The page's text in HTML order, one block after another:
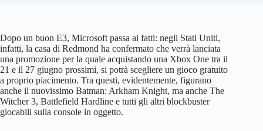
Dopo un buon E3, Microsoft passa ai fatti: negli Stati Uniti,
infatti, la casa di Redmond ha confermato che verrà lanciata
una promozione per la quale acquistando una Xbox One tra il
21 e il 27 giugno prossimi, si potrà scegliere un gioco gratuito
a proprio piacimento. Tra questi, evidentemente, figurano
anche il nuovissimo Batman: Arkham Knight, ma anche The
Witcher 3, Battlefield Hardline e tutti gli altri blockbuster
giocabili sulla console in oggetto.